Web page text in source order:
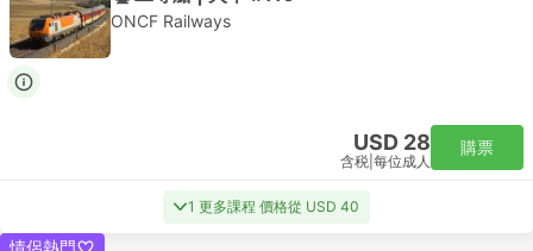
ONCF Railways
USD 28
含税 每位成人
購票
1 更多課程 價格從 USD 40
情侶熱門